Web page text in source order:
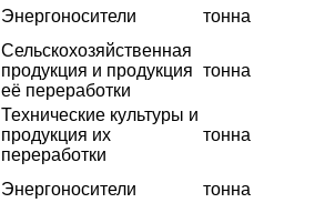
Энергоносители тонна
Сельскохозяйственная
продукция и продукция
её переработки
тонна
Технические культуры и
продукция их
переработки
тонна
Энергоносители
тонна